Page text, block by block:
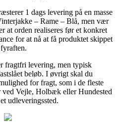
1 dags levering på en masse
– Rame – Blå, men vær
at orden realiseres før et konkret
for at nå at få produktet skippet
fragtfri levering, men typisk
beløb. I øvrigt skal du
for fragt, som i de fleste
Vejle, Holbæk eller Hundested
udleveringssted.